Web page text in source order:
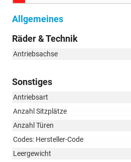
Allgemeines
Räder & Technik
Antriebsachse
Sonstiges
Antriebsart
Anzahl Sitzplätze
Anzahl Türen
Codes: Hersteller-Code
Leergewicht